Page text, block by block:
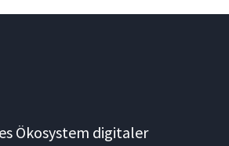
Ökosystem digitaler